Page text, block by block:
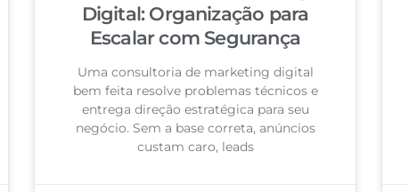
Digital: Organização para
Escalar com Segurança
Uma consultoria de marketing digital
bem feita resolve problemas técnicos e
entrega direção estratégica para seu
negócio. Sem a base correta, anúncios
custam caro, leads